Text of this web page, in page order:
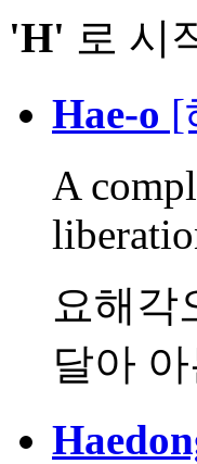
'H' 로 시
Hae-o [
A
요해각
달아